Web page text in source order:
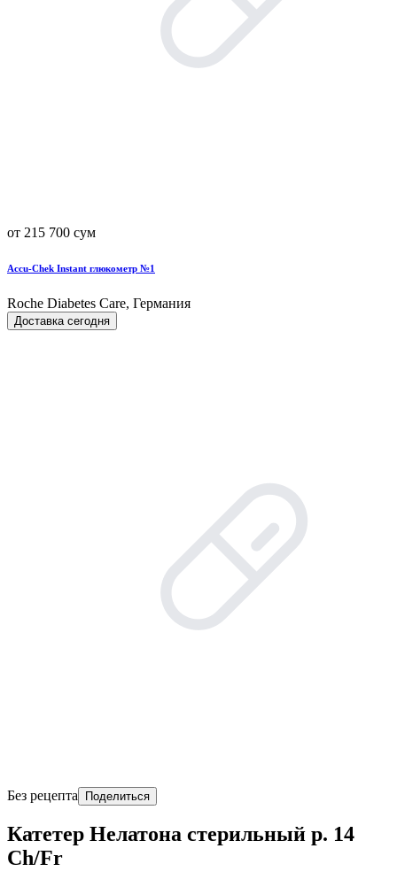
от 215 700 сум
Accu-Chek Instant глюкометр №1
Roche Diabetes Care, Германия
Доставка сегодня
Без рецепта Поделиться
Катетер Нелатона стерильный р. 14
Сh/Fr